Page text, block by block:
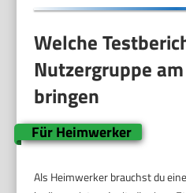
Welche
Nutzergruppe
bringen
Für Heimwerker
Als Heimwerker brauchst du